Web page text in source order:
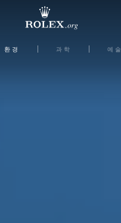
환경 과학 예술